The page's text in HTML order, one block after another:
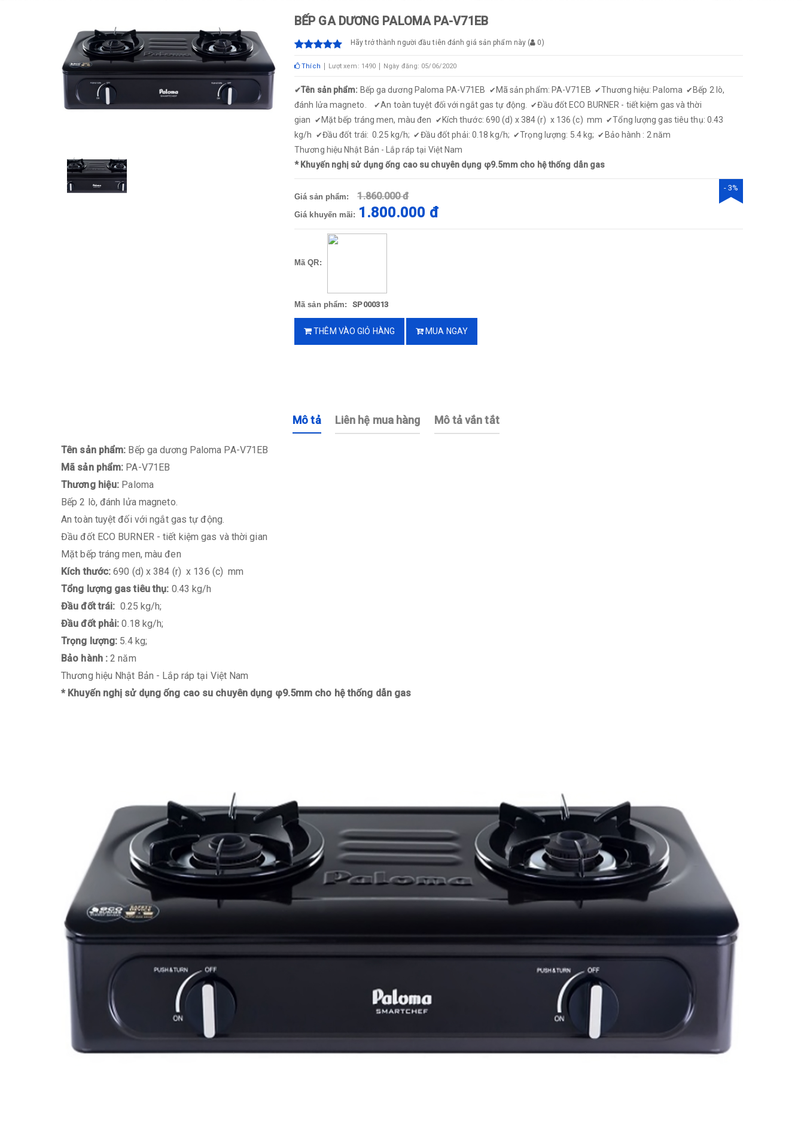
BẾP GA DƯƠNG PALOMA PA-V71EB
Hãy trở thành người đầu tiên đánh giá sản phẩm này ( 0)
Thích Lượt xem: 1490 Ngày đăng: 05/06/2020
✔Tên sản phẩm: Bếp ga dương Paloma PA-V71EB ✔ Mã sản phẩm: PA-V71EB ✔Thương hiệu: Paloma ✔ Bếp 2 lò,
đánh lửa magneto. ✔An toàn tuyệt đối với ngắt gas tự động. ✔Đầu đốt ECO BURNER - tiết kiệm gas và thời
gian ✔ Mặt bếp tráng men, màu đen ✔ Kích thước: 690 (d) x 384 (r) x 136 (c) mm ✔Tổng lượng gas tiêu thụ: 0.43
kg/h ✔Đầu đốt trái: 0.25 kg/h; ✔ Đầu đốt phải: 0.18 kg/h; ✔Trọng lượng: 5.4 kg; ✔ Bảo hành : 2 năm
Thương hiệu Nhật Bản - Lắp ráp tại Việt Nam
* Khuyến nghị sử dụng ống cao su chuyên dụng φ9.5mm cho hệ thống dẫn gas
Giá sản phẩm: 1.860.000 đ
Giá khuyến mãi: 1.800.000 đ
- 3%
Mã QR:
Mã sản phẩm: SP000313
THÊM VÀO GIỎ HÀNG MUA NGAY
Mô tả Liên hệ mua hàng Mô tả vắn tắt
Tên sản phẩm: Bếp ga dương Paloma PA-V71EB
Mã sản phẩm: PA-V71EB
Thương hiệu: Paloma
Bếp 2 lò, đánh lửa magneto.
An toàn tuyệt đối với ngắt gas tự động.
Đầu đốt ECO BURNER - tiết kiệm gas và thời gian
Mặt bếp tráng men, màu đen
Kích thước:690 (d) x 384 (r) x 136 (c) mm
Tổng lượng gas tiêu thụ: 0.43 kg/h
Đầu đốt trái: 0.25 kg/h;
Đầu đốt phải: 0.18 kg/h;
Trọng lượng: 5.4 kg;
Bảo hành : 2 năm
Thương hiệu Nhật Bản - Lắp ráp tại Việt Nam
* Khuyến nghị sử dụng ống cao su chuyên dụng φ9.5mm cho hệ thống dẫn gas